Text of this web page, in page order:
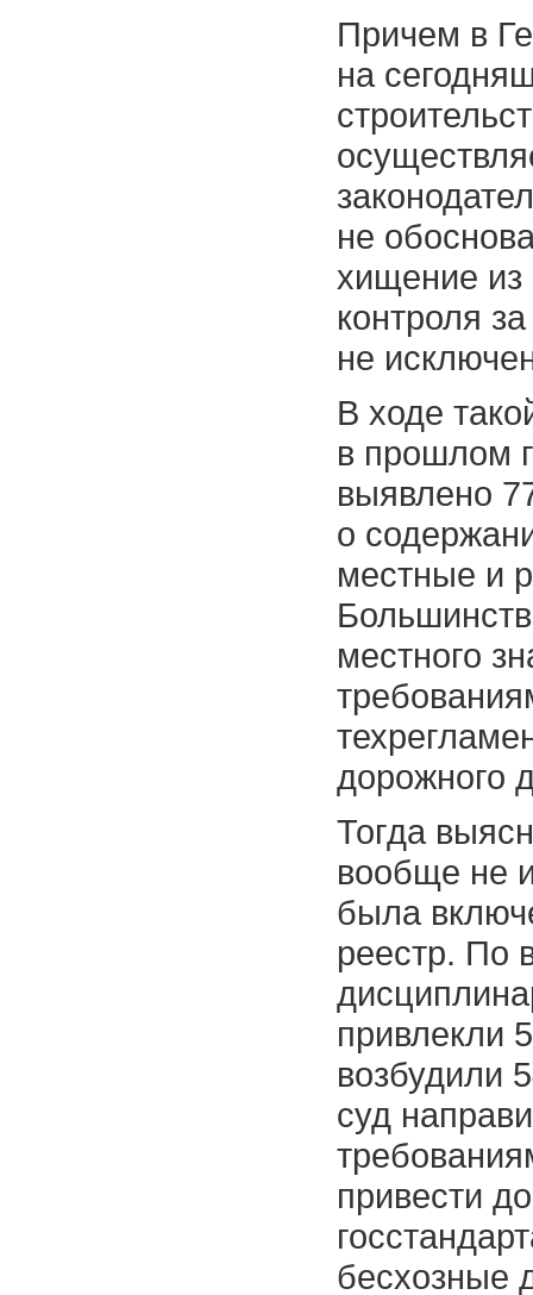
Причем в
на
не
хищение из
контроля
не
В ходе
в прошлом
выявлено
о
местные и
местного
дорожного
Тогда
вообще не
была
реестр. По
привлекли
возбудили
суд
привести
бесхозные